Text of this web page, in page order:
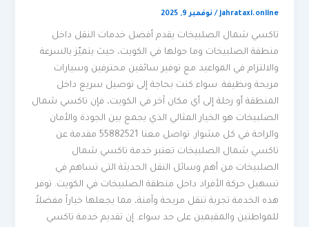
jahrataxi.online
/نوفمبر 9, 2025
تاكسي شمال الصلبيخات يقدم أفضل خدمات النقل داخل
منطقة الصلبيخات وما حولها في الكويت، حيث يتميّز بالسرعة
والالتزام في المواعيد مع توفير سائقين محترفين وسيارات
مريحة ونظيفة. سواء كنت بحاجة إلى توصيل سريع داخل
المنطقة أو رحلة إلى أي مكان آخر في الكويت، فإن تاكسي شمال
الصلبيخات هو الخيار المثالي الذي يجمع بين الجودة والأمان
والراحة في كل مشوار. تواصل معنا 55882521 مقدمة عن
تاكسي شمال الصلبيخات تعتبر خدمة تاكسي شمال
الصلبيخات من أهم وسائل النقل الحديثة التي تساهم في
تسهيل حركة الأفراد داخل منطقة الصلبيخات في الكويت. توفر
هذه الخدمة تجربة تنقل مريحة وآمنة، مما يجعلها خياراً مفضلاً
للمواطنين والمقيمين على حد سواء. إن تقديم خدمة تاكسي